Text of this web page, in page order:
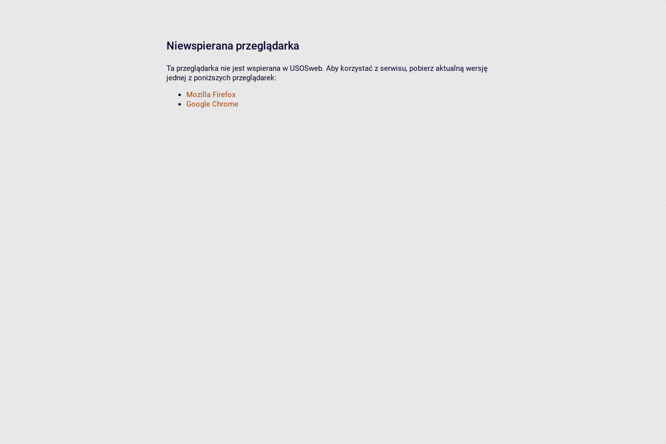
Niewspierana przeglądarka
Ta przeglądarka nie jest wspierana w USOSweb. Aby korzystać z serwisu, pobierz aktualną wersję
jednej z poniższych przeglądarek:
Mozilla Firefox
Google Chrome